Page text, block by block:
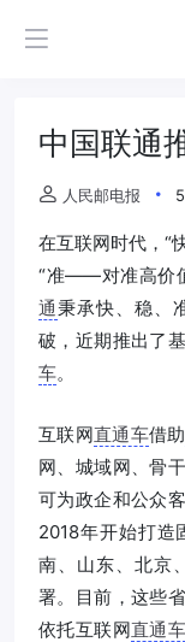
中国联通
人民邮电报
在互联网时代，
“准——对准高价
通秉承快、稳、
破，近期推出了
车。
互联网直通车借助
网、城域网、骨
可为政企和公众
2018年开始打造
南、山东、北京
署。目前，这些
依托互联网直通车